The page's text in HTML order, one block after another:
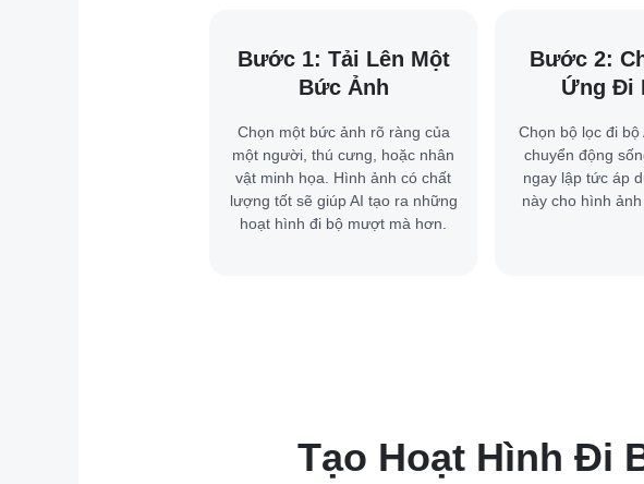
Bước 1: Tải Lên Một
Bức Ảnh
Chọn một bức ảnh rõ ràng của
một người, thú cưng, hoặc nhân
vật minh họa. Hình ảnh có chất
lượng tốt sẽ giúp AI tạo ra những
hoạt hình đi bộ mượt mà hơn.
Bước 2:
Ứng Đi
Chọn bộ lọc đi bộ
chuyển động
ngay lập tức áp
này cho hình
Tạo Hoạt Hình Đi